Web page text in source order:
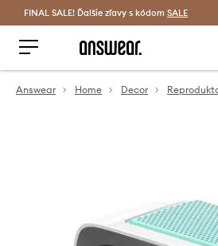
Šetrite s Answear Club >
FINAL SALE! Ďalšie zľavy s kódom SALE
Answear Home Decor